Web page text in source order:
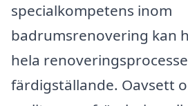
specialkompetens inom
badrumsrenovering kan
hela
färdigställande. Oavsett